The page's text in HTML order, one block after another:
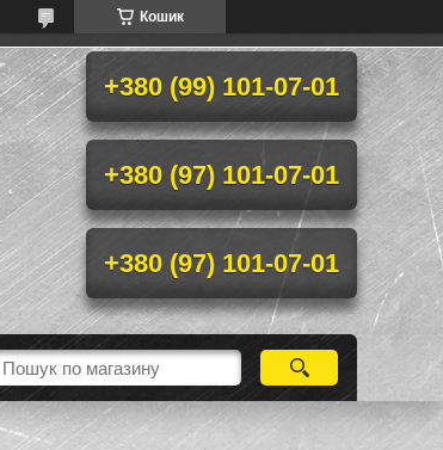
Кошик
+380 (99) 101-07-01
+380 (97) 101-07-01
+380 (97) 101-07-01